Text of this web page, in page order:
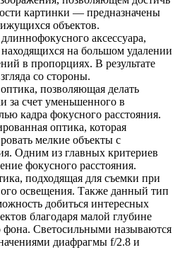
картинки — предназначены
объектов.
аксессуара,
на большом удалении
в пропорциях. В результате
со стороны.
позволяющая делать
за счет уменьшенного в
кадра фокусного расстояния.
оптика, которая
мелкие объекты с
Одним из главных критериев
фокусного расстояния.
подходящая для съемки при
освещения. Также данный тип
добиться интересных
благодаря малой глубине
фона. Светосильными называются
диафрагмы f/2.8 и